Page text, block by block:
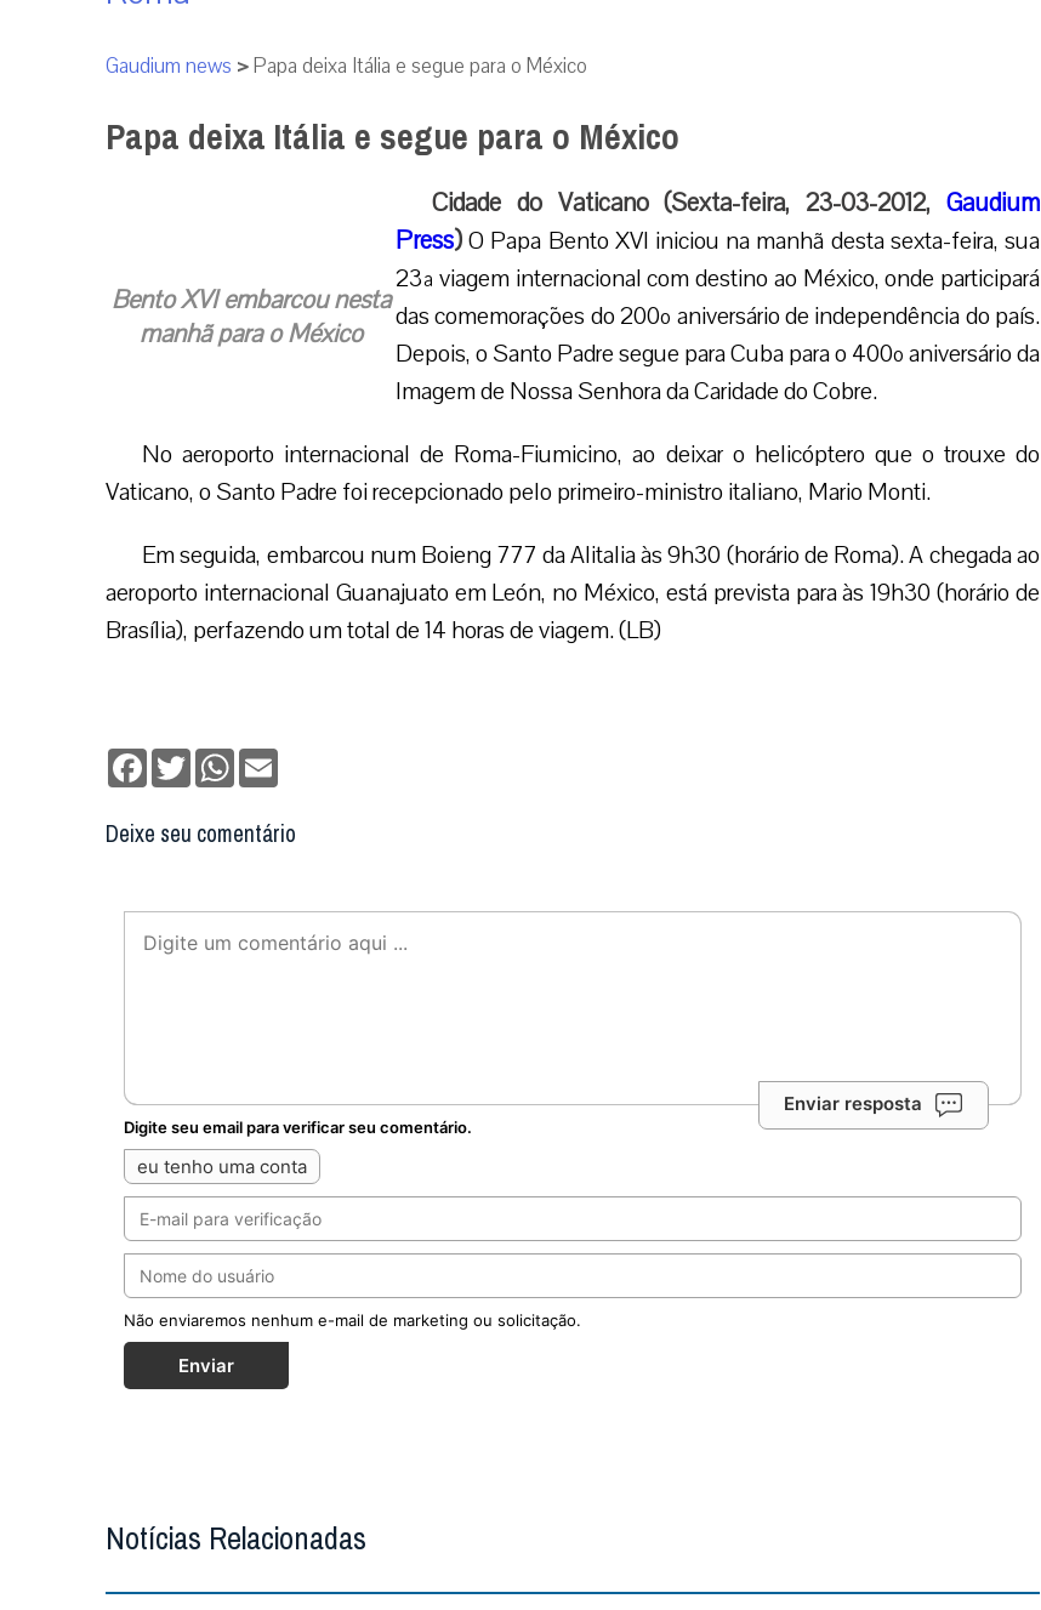
Gaudium news >Papa deixa Itália e segue para o México
Papa deixa Itália e segue para o México
Bento XVI embarcou nesta
manhã para o México
Cidade do Vaticano (Sexta-feira, 23-03-2012, Gaudium
Press)O Papa Bento XVI iniciou na manhã desta sexta-feira, sua
23ª viagem internacional com destino ao México, onde participará
das comemorações do 200º aniversário de independência do país.
Depois, o Santo Padre segue para Cuba para o 400º aniversário da
Imagem de Nossa Senhora da Caridade do Cobre.
No aeroporto internacional de Roma-Fiumicino, ao deixar o helicóptero que o trouxe do
Vaticano, o Santo Padre foi recepcionado pelo primeiro-ministro italiano, Mario Monti.
Em seguida, embarcou num Boieng 777 da Alitalia às 9h30 (horário de Roma). A chegada ao
aeroporto internacional Guanajuato em León, no México, está prevista para às 19h30 (horário de
Brasília), perfazendo um total de 14 horas de viagem. (LB)
Facebook
TwitterWhatsApp
Deixe seu comentário
Enviar resposta
Digite seu email para verificar seu comentário.
eu tenho uma conta
Não enviaremos nenhum e-mail de marketing ou solicitação.
Enviar
Notícias Relacionadas